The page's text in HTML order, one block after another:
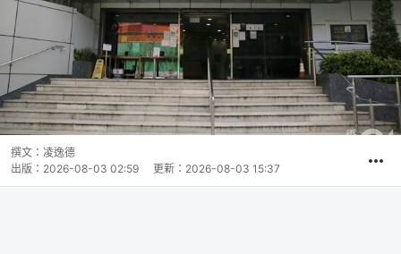
撰文： 凌逸德
出版： 2026-08-03 02:59 更新： 2026-08-03 15:37